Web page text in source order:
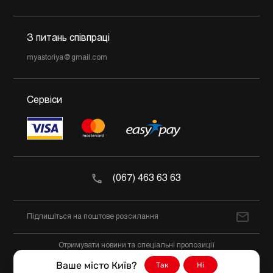
З питань співпраці
myastoriya@gmail.com
Сервіси
(067) 463 63 63
Отримувати новини та спеціальні пропозиції
@2026 М'ясторія Всі права захищено
Ваше місто Київ? Так Ні